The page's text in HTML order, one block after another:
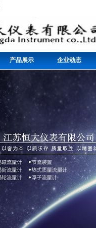
产品展示 企业动态